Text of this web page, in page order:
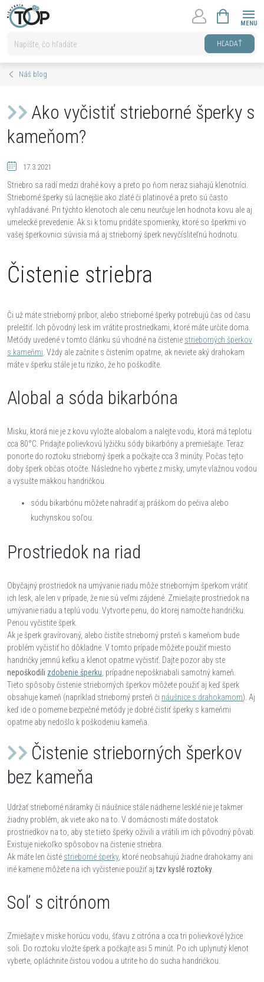
Prejsť
na
HĽADAŤ
KOŠÍK
Náš blog
Ako vyčistiť strieborné šperky s
kameňom?
17.3.2021
Striebro sa radí medzi drahé kovy a preto po ňom neraz siahajú klenotníci.
Strieborné šperky sú lacnejšie ako zlaté či platinové a preto sú často
vyhľadávané. Pri týchto klenotoch ale cenu neurčuje len hodnota kovu ale aj
umelecké prevedenie. Ak si k tomu pridáte spomienky, ktoré so šperkmi vo
vašej šperkovnici súvisia má aj strieborný šperk nevyčísliteľnú hodnotu.
Čistenie striebra
Či už máte strieborný príbor, alebo strieborné šperky potrebujú čas od času
preleštiť. Ich pôvodný lesk im vrátite prostriedkami, ktoré máte určite doma.
Metódy uvedené v tomto článku sú vhodné na čistenie strieborných šperkov
s kameňmi . Vždy ale začnite s čistením opatrne, ak neviete aký drahokam
máte v šperku stále je tu riziko, že ho poškodíte.
Alobal a sóda bikarbóna
Misku, ktorá nie je z kovu vyložte alobalom a nalejte vodu, ktorá má teplotu
cca 80°C. Pridajte polievkovú lyžičku sódy bikarbóny a premiešajte. Teraz
ponorte do roztoku strieborný šperk a počkajte cca 3 minúty. Počas tejto
doby šperk občas otočte. Následne ho vyberte z misky, umyte vlažnou vodou
a vysušte mäkkou handričkou.
sódu bikarbónu môžete nahradiť aj práškom do pečiva alebo
kuchynskou soľou.
Prostriedok na riad
Obyčajný prostriedok na umývanie riadu môže strieborným šperkom vrátiť
ich lesk, ale len v prípade, že nie sú veľmi zájdené. Zmiešajte prostriedok na
umývanie riadu a teplú vodu. Vytvorte penu, do ktorej namočte handričku.
Penou vyčistite šperk.
Ak je šperk gravírovaný, alebo čistíte strieborný prsteň s kameňom bude
problém vyčistiť ho dôkladne. V tomto prípade môžete použiť miesto
handričky jemnú kefku a klenot opatrne vyčistiť. Dajte pozor aby ste
nepoškodili zdobenie šperku prípadne nepoškriabali samotný kameň.
Tieto spôsoby čistenie strieborných šperkov môžete použiť aj keď šperk
obsahuje kameň (napríklad strieborný prsteň či náušnice s drahokamom). Aj
keď ide o pomerne bezpečné metódy je dobré čistiť šperky s kameňmi
opatrne aby nedošlo k poškodeniu kameňa.
Čistenie strieborných šperkov
bez kameňa
Udržať strieborné náramky či náušnice stále nádherne lesklé nie je takmer
žiadny problém, ak viete ako na to. V domácnosti máte dostatok
prostriedkov na to, aby ste tieto šperky oživili a vrátili im ich pôvodný pôvab.
Existuje niekoľko spôsobov na čistenie striebra.
Ak máte len čisté strieborné šperky, ktoré neobsahujú žiadne drahokamy ani
iné kamene môžete na ich vyčistenie použiť ajtzv kyslé roztoky
Soľ s citrónom
Zmiešajte v miske horúcu vodu, šťavu z citróna a cca tri polievkové lyžice
soli. Do roztoku vložte šperk a počkajte asi 5 minút. Po ich uplynutý klenot
vyberte, opláchnite čistou vodou a utrite ho do sucha handričkou.